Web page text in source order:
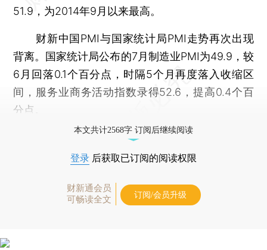
51.9，为2014年9月以来最高。
财新中国PMI与国家统计局PMI走势再次出现
背离。国家统计局公布的7月制造业PMI为49.9，较
6月回落0.1个百分点，时隔5个月再度落入收缩区
间，服务业商务活动指数录得52.6，提高0.4个百
分点。
本文共计2568字 订阅后继续阅读
登录 后获取已订阅的阅读权限
财新通会员
可畅读全文
订阅/会员升级